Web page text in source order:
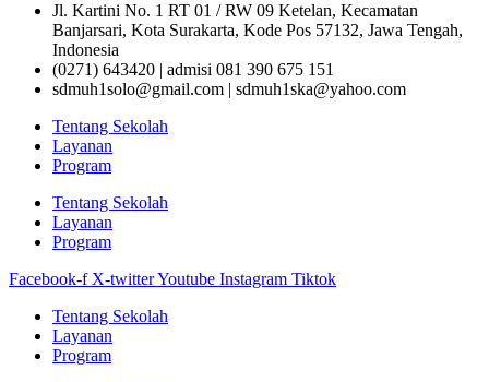
Jl. Kartini No. 1 RT 01 / RW 09 Ketelan, Kecamatan
Banjarsari, Kota Surakarta, Kode Pos 57132, Jawa Tengah,
Indonesia
(0271) 643420 | admisi 081 390 675 151
sdmuh1solo@gmail.com | sdmuh1ska@yahoo.com
Tentang Sekolah
Layanan
Program
Tentang Sekolah
Layanan
Program
Facebook-f X-twitterYoutube Instagram Tiktok
Tentang Sekolah
Layanan
Program